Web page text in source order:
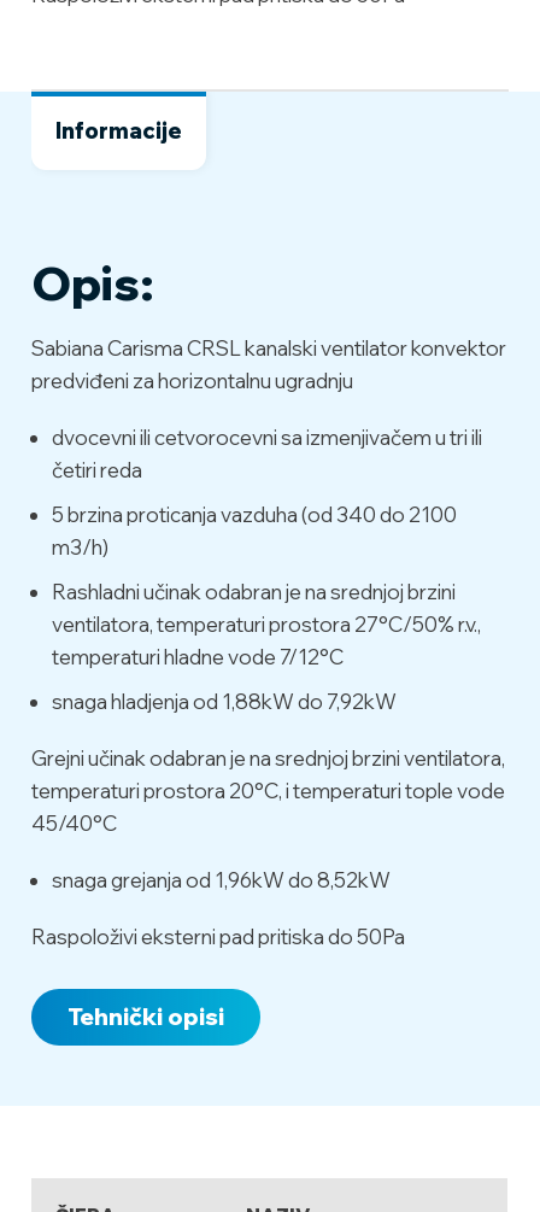
Informacije
Opis:
Sabiana Carisma CRSL kanalski ventilator konvektor
predviđeni za horizontalnu ugradnju
dvocevni ili cetvorocevni sa izmenjivačem u tri ili
četiri reda
5 brzina proticanja vazduha (od 340 do 2100
m3/h)
Rashladni učinak odabran je na srednjoj brzini
ventilatora, temperaturi prostora 27°C/50% r.v.,
temperaturi hladne vode 7/12°C
snaga hladjenja od 1,88kW do 7,92kW
Grejni učinak odabran je na srednjoj brzini ventilatora,
temperaturi prostora 20°C, i temperaturi tople vode
45/40°C
snaga grejanja od 1,96kW do 8,52kW
Raspoloživi eksterni pad pritiska do 50Pa
Tehnički opisi